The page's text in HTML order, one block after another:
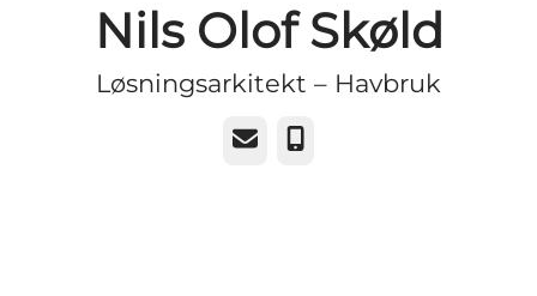
Nils Olof Skøld
Løsningsarkitekt – Havbruk
E-postTelefonnummer